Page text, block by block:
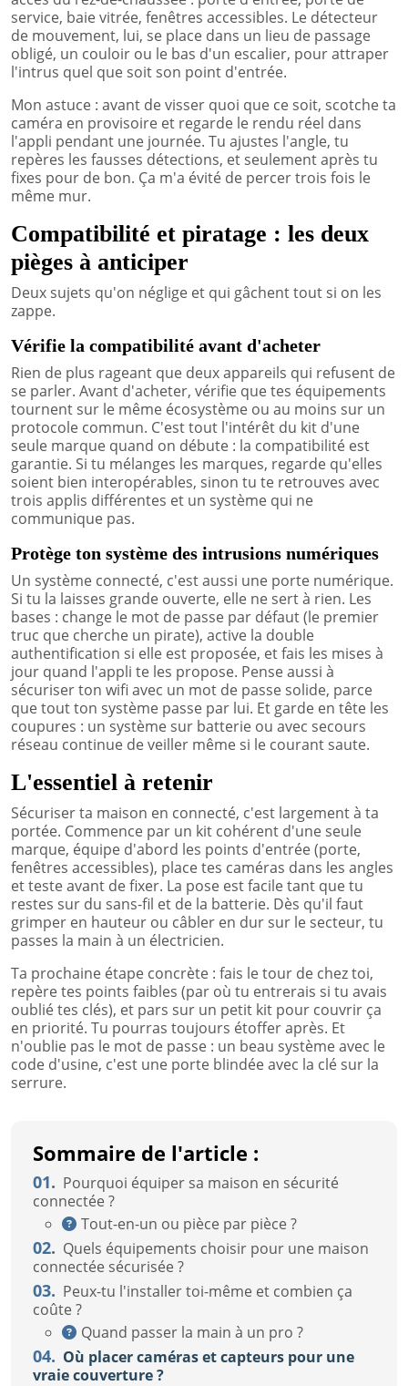
service, baie vitrée, fenêtres accessibles. Le détecteur
de mouvement, lui, se place dans un lieu de passage
obligé, un couloir ou le bas d'un escalier, pour attraper
l'intrus quel que soit son point d'entrée.
Mon astuce : avant de visser quoi que ce soit, scotche ta
caméra en provisoire et regarde le rendu réel dans
l'appli pendant une journée. Tu ajustes l'angle, tu
repères les fausses détections, et seulement après tu
fixes pour de bon. Ça m'a évité de percer trois fois le
même mur.
Compatibilité et piratage : les deux
pièges à anticiper
Deux sujets qu'on néglige et qui gâchent tout si on les
zappe.
Vérifie la compatibilité avant d'acheter
Rien de plus rageant que deux appareils qui refusent de
se parler. Avant d'acheter, vérifie que tes équipements
tournent sur le même écosystème ou au moins sur un
protocole commun. C'est tout l'intérêt du kit d'une
seule marque quand on débute : la compatibilité est
garantie. Si tu mélanges les marques, regarde qu'elles
soient bien interopérables, sinon tu te retrouves avec
trois applis différentes et un système qui ne
communique pas.
Protège ton système des intrusions numériques
Un système connecté, c'est aussi une porte numérique.
Si tu la laisses grande ouverte, elle ne sert à rien. Les
bases : change le mot de passe par défaut (le premier
truc que cherche un pirate), active la double
authentification si elle est proposée, et fais les mises à
jour quand l'appli te les propose. Pense aussi à
sécuriser ton wifi avec un mot de passe solide, parce
que tout ton système passe par lui. Et garde en tête les
coupures : un système sur batterie ou avec secours
réseau continue de veiller même si le courant saute.
L'essentiel à retenir
Sécuriser ta maison en connecté, c'est largement à ta
portée. Commence par un kit cohérent d'une seule
marque, équipe d'abord les points d'entrée (porte,
fenêtres accessibles), place tes caméras dans les angles
et teste avant de fixer. La pose est facile tant que tu
restes sur du sans-fil et de la batterie. Dès qu'il faut
grimper en hauteur ou câbler en dur sur le secteur, tu
passes la main à un électricien.
Ta prochaine étape concrète : fais le tour de chez toi,
repère tes points faibles (par où tu entrerais si tu avais
oublié tes clés), et pars sur un petit kit pour couvrir ça
en priorité. Tu pourras toujours étoffer après. Et
n'oublie pas le mot de passe : un beau système avec le
code d'usine, c'est une porte blindée avec la clé sur la
serrure.
Sommaire de l'article :
01. Pourquoi équiper sa maison en sécurité
connectée ?
Tout-en-un ou pièce par pièce ?
02. Quels équipements choisir pour une maison
connectée sécurisée ?
03. Peux-tu l'installer toi-même et combien ça
coûte ?
Quand passer la main à un pro ?
04. Où placer caméras et capteurs pour une
vraie couverture ?